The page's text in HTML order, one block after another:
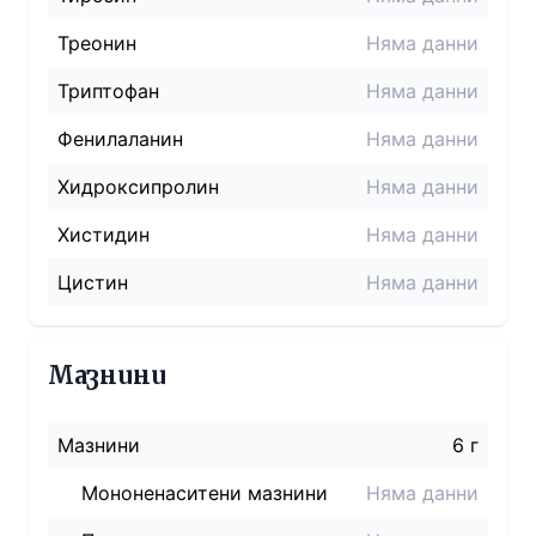
Треонин
Няма данни
Триптофан
Няма данни
Фенилаланин
Няма данни
Хидроксипролин
Няма данни
Хистидин
Няма данни
Цистин
Няма данни
Мазнини
Мазнини
6 г
Мононенаситени мазнини
Няма данни